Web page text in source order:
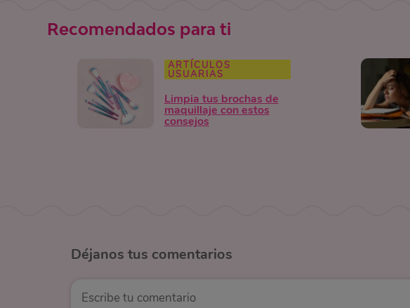
Recomendados para ti
ARTÍCULOS
USUARIAS
Limpia tus brochas de
maquillaje con estos
consejos
Déjanos tus comentarios